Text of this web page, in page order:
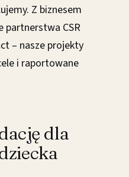
Z biznesem
partnerstwa CSR
– nasze projekty
i raportowane
dla